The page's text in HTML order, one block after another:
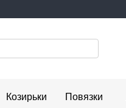
Козирьки Повязки